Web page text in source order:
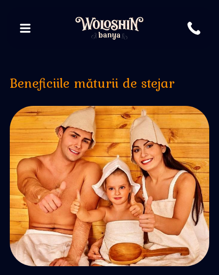
Beneficiile măturii de stejar